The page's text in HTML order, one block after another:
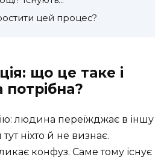
цей процес?
що це таке і
потрібна?
людина переїжджає в іншу
ніхто й не визнає.
конфуз. Саме тому існує